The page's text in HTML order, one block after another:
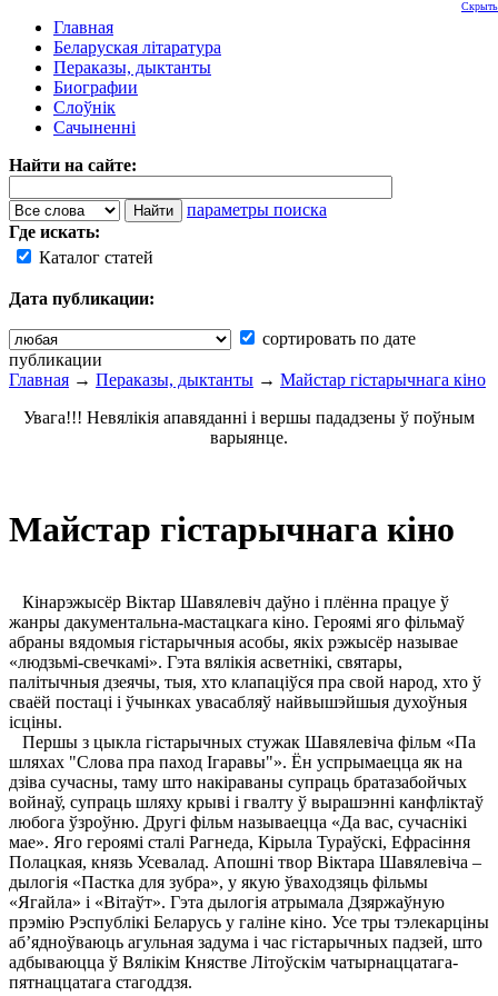
Главная
Беларуская літаратура
Пераказы, дыктанты
Биографии
Слоўнік
Сачыненні
Найти на сайте:
параметры поиска
Где искать:
Каталог статей
Дата публикации:
сортировать по дате
публикации
Скрыть
Главная → Пераказы, дыктанты → Майстар гістарычнага кіно
Увага!!! Невялікія апавяданні і вершы пададзены ў поўным
варыянце.
Майстар гістарычнага кіно
Кінарэжысёр Віктар Шавялевіч даўно і плённа працуе ў
жанры дакументальна-мастацкага кіно. Героямі яго фільмаў
абраны вядомыя гістарычныя асобы, якіх рэжысёр называе
«людзьмі-свечкамі». Гэта вялікія асветнікі, святары,
палітычныя дзеячы, тыя, хто клапаціўся пра свой народ, хто ў
сваёй постаці і ўчынках увасабляў найвышэйшыя духоўныя
ісціны.
Першы з цыкла гістарычных стужак Шавялевіча фільм «Па
шляхах "Слова пра паход Ігаравы"». Ён успрымаецца як на
дзіва сучасны, таму што накіраваны супраць братазабойчых
войнаў, супраць шляху крыві і гвалту ў вырашэнні канфліктаў
любога ўзроўню. Другі фільм называецца «Да вас, сучаснікі
мае». Яго героямі сталі Рагнеда, Кірыла Тураўскі, Ефрасіння
Полацкая, князь Усевалад. Апошні твор Віктара Шавялевіча –
дылогія «Пастка для зубра», у якую ўваходзяць фільмы
«Ягайла» і «Вітаўт». Гэта дылогія атрымала Дзяржаўную
прэмію Рэспублікі Беларусь у галіне кіно. Усе тры тэлекарціны
аб’ядноўваюць агульная задума і час гістарычных падзей, што
адбываюцца ў Вялікім Княстве Літоўскім чатырнаццатага-
пятнаццатага стагоддзя.